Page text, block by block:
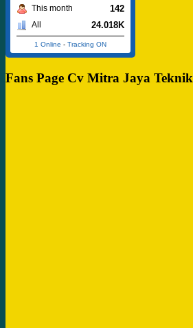
This month 142
All 24.018K
1 Online - Tracking ON
Fans Page Cv Mitra Jaya Teknik